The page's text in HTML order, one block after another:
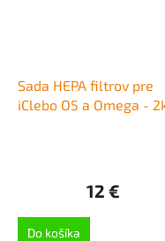
Sada HEPA filtrov pre
iClebo O5 a Omega -
12 €
Do košíka